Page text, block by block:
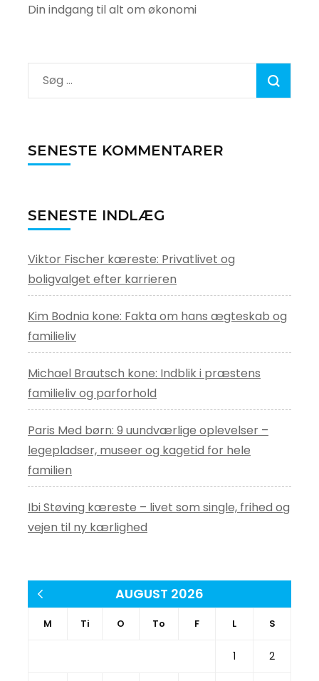
Din indgang til alt om økonomi
Søg
efter:
SENESTE KOMMENTARER
SENESTE INDLÆG
Viktor Fischer kæreste: Privatlivet og
boligvalget efter karrieren
Kim Bodnia kone: Fakta om hans ægteskab og
familieliv
Michael Brautsch kone: Indblik i præstens
familieliv og parforhold
Paris Med børn: 9 uundværlige oplevelser –
legepladser, museer og kagetid for hele
familien
Ibi Støving kæreste – livet som single, frihed og
vejen til ny kærlighed
AUGUST 2026
M Ti O To F L S
1 2